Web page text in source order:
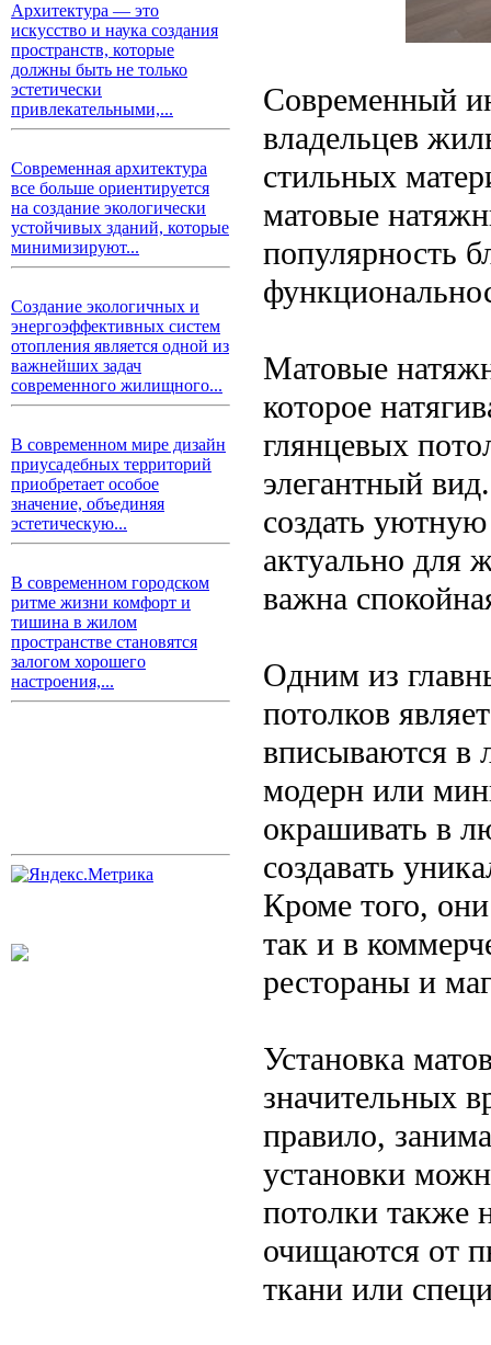
Архитектура — это
искусство и наука создания
пространств, которые
должны быть не только
эстетически
привлекательными,...
Современная архитектура
все больше ориентируется
на создание экологически
устойчивых зданий, которые
минимизируют...
Создание экологичных и
энергоэффективных систем
отопления является одной из
важнейших задач
современного жилищного...
В современном мире дизайн
приусадебных территорий
приобретает особое
значение, объединяя
эстетическую...
В современном городском
ритме жизни комфорт и
тишина в жилом
пространстве становятся
залогом хорошего
настроения,...
Современный
владельцев
стильных
матовые
популярность
Матовые
которое
глянцевых
элегантный
создать
актуально для
важна
Одним из
потолков
вписываются в
модерн или
окрашивать в
создавать
Кроме того,
так и в
рестораны и
Установка
значительных
правило,
установки
потолки также
очищаются от
ткани или